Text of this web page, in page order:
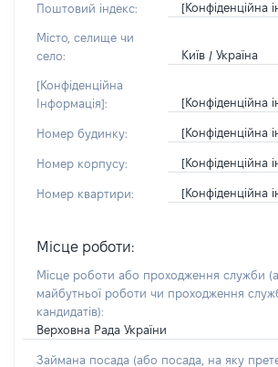
Поштовий індекс: [Конфіденційна
Місто, селище чи
село:
Київ / Україна
[Конфіденційна
Інформація]:
[Конфіденційна
Номер будинку: [Конфіденційна
Номер корпусу: [Конфіденційна
Номер квартири: [Конфіденційна
Місце роботи:
Місце роботи або проходження служби
майбутньої роботи чи проходження
кандидатів):
Верховна Рада України
Займана посада (або посада, на яку